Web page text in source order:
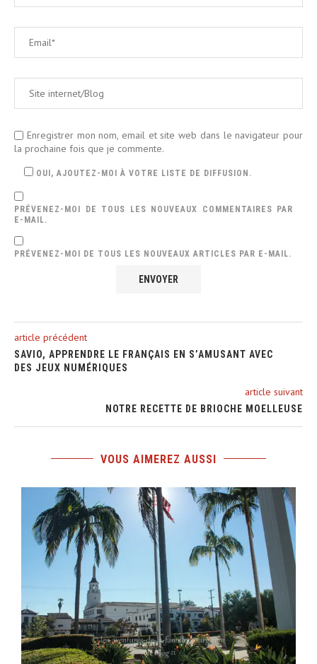
Enregistrer mon nom, email et site web dans le navigateur pour
la prochaine fois que je commente.
OUI, AJOUTEZ-MOI À VOTRE LISTE DE DIFFUSION.
PRÉVENEZ-MOI DE TOUS LES NOUVEAUX COMMENTAIRES PAR
E-MAIL.
PRÉVENEZ-MOI DE TOUS LES NOUVEAUX ARTICLES PAR E-MAIL.
article précédent
SAVIO, APPRENDRE LE FRANÇAIS EN S’AMUSANT AVEC
DES JEUX NUMÉRIQUES
article suivant
NOTRE RECETTE DE BRIOCHE MOELLEUSE
VOUS AIMEREZ AUSSI